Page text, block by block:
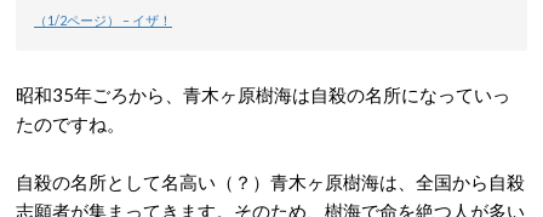
（1/2ページ） – イザ！
昭和35年ごろから、青木ヶ原樹海は自殺の名所になっていっ
たのですね。
自殺の名所として名高い（？）青木ヶ原樹海は、全国から自殺
志願者が集まってきます。そのため、樹海で命を絶つ人が多い